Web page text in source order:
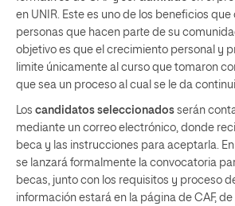
en UNIR. Este es uno de los beneficios que
personas que hacen parte de su
objetivo es que el crecimiento personal y
limite únicamente al curso que tomaron
que sea un proceso al cual se le da
Los candidatos seleccionados serán
mediante un correo electrónico, donde
beca y las instrucciones para aceptarla.
se lanzará formalmente la convocatoria
becas, junto con los requisitos y proceso
información estará en la página de CAF, de